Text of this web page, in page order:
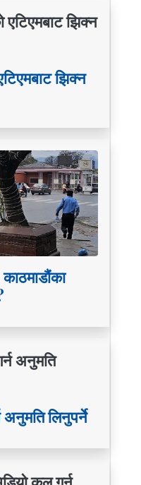
झिक्न
अनुमति लिनुपर्ने